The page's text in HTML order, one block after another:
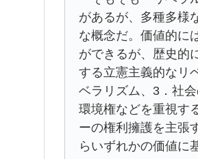
があるが、多種多様
な概念だ。価値的に
ができるが、歴史的
する立憲主義的なリ
ベラリズム、3．社
環境権などを重視す
ーの権利擁護を主張
らいずれかの価値に